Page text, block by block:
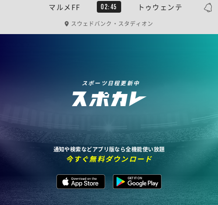
マルメFF 02:45 トゥウェンテ
スウェドバンク・スタディオン
スポーツ日程更新中
通知や検索などアプリ版なら全機能使い放題
今すぐ無料ダウンロード